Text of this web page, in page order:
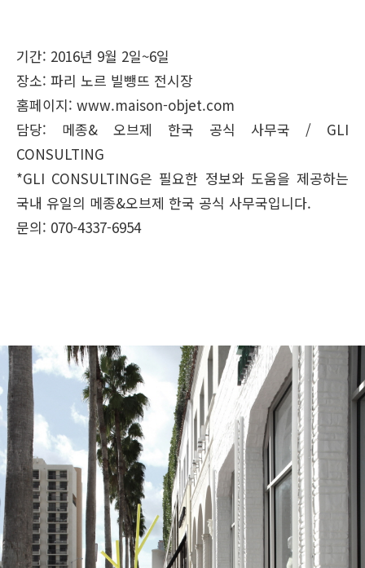
기간: 2016년 9월 2일~6일
장소: 파리 노르 빌뺑뜨 전시장
홈페이지: www.maison-objet.com
담당: 메종& 오브제 한국 공식 사무국 / GLI
CONSULTING
*GLI CONSULTING은 필요한 정보와 도움을 제공하는
국내 유일의 메종&오브제 한국 공식 사무국입니다.
문의: 070-4337-6954